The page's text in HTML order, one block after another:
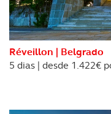
Réveillon | Belgrado
5 dias | desde 1.422€